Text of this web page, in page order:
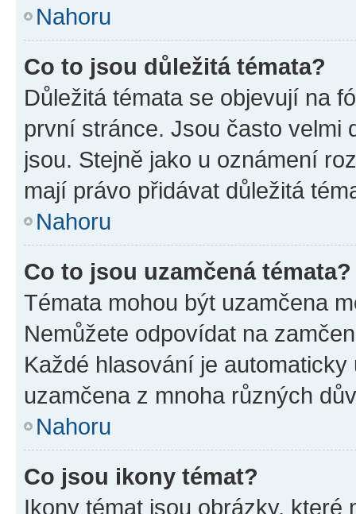
Nahoru
Co to jsou důležitá témata?
Důležitá témata se objevují na
první stránce. Jsou často velmi
jsou. Stejně jako u oznámení
mají právo přidávat důležitá
Nahoru
Co to jsou uzamčená témata?
Témata mohou být uzamčena
Nemůžete odpovídat na
Každé hlasování je
uzamčena z mnoha různých
Nahoru
Co jsou ikony témat?
Ikony témat jsou obrázky,